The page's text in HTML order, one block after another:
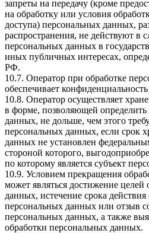
запреты на передачу (кроме
на обработку или условия
доступа) персональных данных,
распространения, не действуют в
персональных данных в
иных публичных интересах,
РФ.
10.7. Оператор при обработке
обеспечивает
10.8. Оператор осуществляет
в форме, позволяющей определить
данных, не дольше, чем этого
персональных данных, если срок
данных не установлен
стороной которого,
по которому является субъект
10.9. Условием прекращения
может являться достижение целей
данных, истечение срока действия
персональных данных или отзыв
персональных данных, а также
обработки персональных данных.